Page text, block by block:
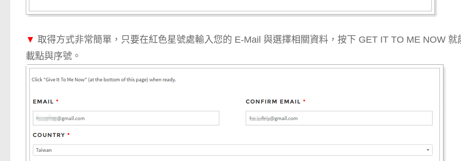
▼ 取得方式非常簡單，只要在紅色星號處輸入您的 E-Mail 與選擇相關資料，按下 GET IT TO ME NOW 就
載點與序號。